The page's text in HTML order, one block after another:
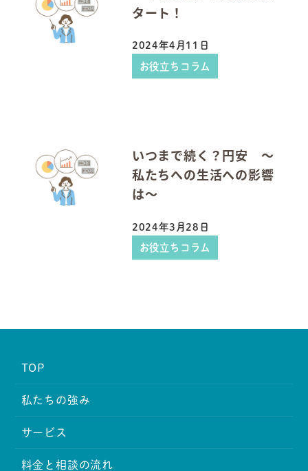
タート！
投稿日
2024年4月11日
お役立ちコラム
いつまで続く？円安 ～
私たちへの生活への影響
は～
投稿日
2024年3月28日
お役立ちコラム
TOP
私たちの強み
サービス
料金と相談の流れ